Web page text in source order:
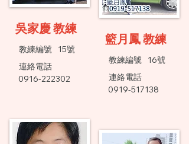
吳家慶 教練
​教練編號
15號
連絡電話
0916-222302
籃月鳳 教練
​教練編號
16號
連絡電話
0919-517138